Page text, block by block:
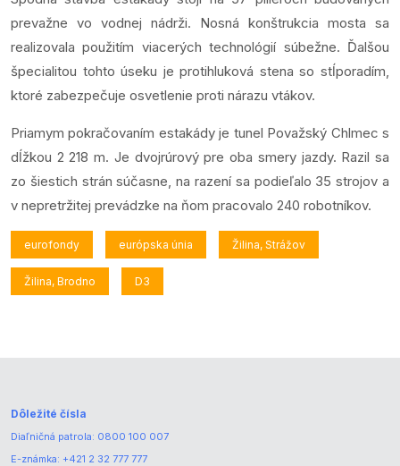
prevažne vo vodnej nádrži. Nosná konštrukcia mosta sa
realizovala použitím viacerých technológií súbežne. Ďalšou
špecialitou tohto úseku je protihluková stena so stĺporadím,
ktoré zabezpečuje osvetlenie proti nárazu vtákov.
Priamym pokračovaním estakády je tunel Považský Chlmec s
dĺžkou 2 218 m. Je dvojrúrový pre oba smery jazdy. Razil sa
zo šiestich strán súčasne, na razení sa podieľalo 35 strojov a
v nepretržitej prevádzke na ňom pracovalo 240 robotníkov.
eurofondy európska únia Žilina, Strážov
Žilina, Brodno D3
Dôležité čísla
Diaľničná patrola: 0800 100 007
E-známka: +421 2 32 777 777